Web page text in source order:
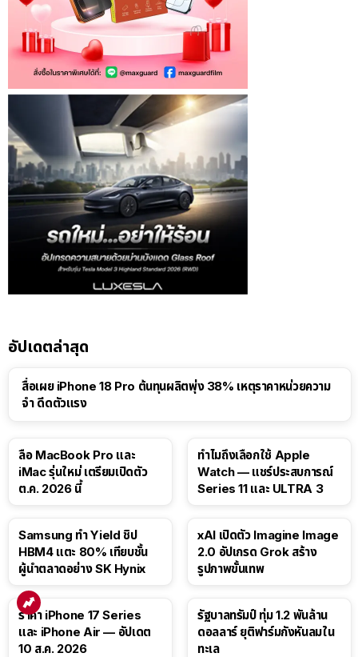
อัปเดตล่าสุด
สื่อเผย iPhone 18 Pro ต้นทุนผลิตพุ่ง 38% เหตุราคาหน่วยความ
จำ ดีดตัวแรง
ลือ MacBook Pro และ
iMac รุ่นใหม่ เตรียมเปิดตัว
ต.ค. 2026 นี้
ทำไมถึงเลือกใช้ Apple
Watch — แชร์ประสบการณ์
Series 11 และ ULTRA 3
Samsung ทำ Yield ชิป
HBM4 แตะ 80% เทียบชั้น
ผู้นำตลาดอย่าง SK Hynix
xAI เปิดตัว Imagine Image
2.0 อัปเกรด Grok สร้าง
รูปภาพขั้นเทพ
ราคา iPhone 17 Series
และ iPhone Air — อัปเดต
10 ส.ค. 2026
รัฐบาลทรัมป์ ทุ่ม 1.2 พันล้าน
ดอลลาร์ ยุติฟาร์มกังหันลมใน
ทะเล